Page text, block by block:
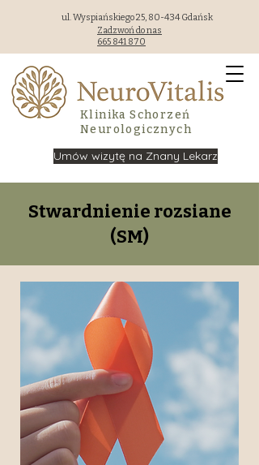
ul. Wyspiańskiego 25, 80-434 Gdańsk
Zadzwoń do nas
665 841 870
Umów wizytę na Znany Lekarz
Klinika Schorzeń
Neurologicznych
Stwardnienie rozsiane
(SM)